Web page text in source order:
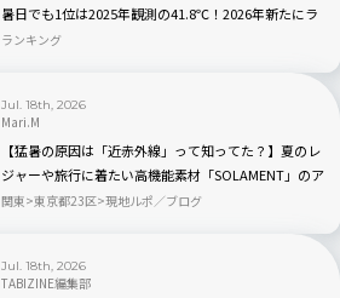
暑日でも1位は2025年観測の41.8℃！2026年新たにラ
ンクインしたのはどこ？
ランキング
Jul. 18th, 2026
Mari.M
【猛暑の原因は「近赤外線」って知ってた？】夏のレ
ジャーや旅行に着たい高機能素材「SOLAMENT」のア
パレルが続々登場
関東 東京都23区 現地ルポ／ブログ
Jul. 18th, 2026
TABIZINE編集部